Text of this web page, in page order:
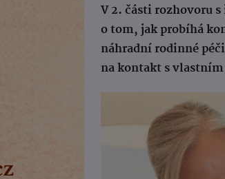
V 2. části rozhovoru
o tom, jak probíhá
náhradní rodinné
na kontakt s